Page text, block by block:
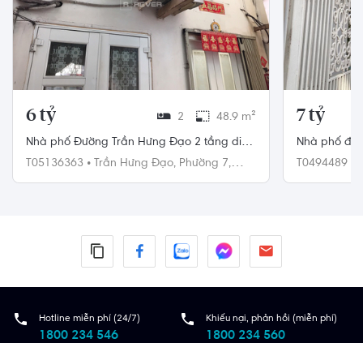
6 tỷ 2 48.9 m²
Nhà phố Đường Trần Hưng Đạo 2 tầng diện
tích 48.9m² pháp lý sổ hồng.
T05136363 • Trần Hưng Đạo, Phường 7,
7 tỷ
Nhà phố
50m2, cửa
T0494489•
Hotline miễn phí (24/7)
1800 234 546
Khiếu nại, phản hồi (miễn phí)
1800 234 560